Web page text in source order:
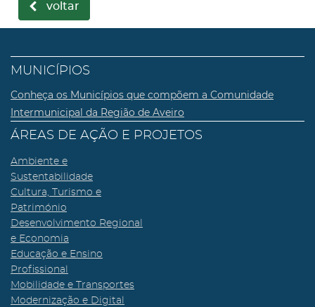
voltar
MUNICÍPIOS
Conheça os Municípios que compõem a Comunidade
Intermunicipal da Região de Aveiro
ÁREAS DE AÇÃO E PROJETOS
Ambiente e
Sustentabilidade
Cultura, Turismo e
Património
Desenvolvimento Regional
e Economia
Educação e Ensino
Profissional
Mobilidade e Transportes
Modernização e Digital